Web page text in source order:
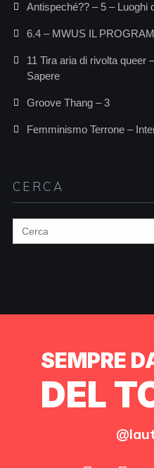
Antispeché?? – 5 – Luoghi
6.4 – MWUS IL
11 Tira aria di rivolta queer
Sapere
Groove Thang – 3
Femminismo Terrone –
CERCA
Search
for:
SEMPRE
DEL